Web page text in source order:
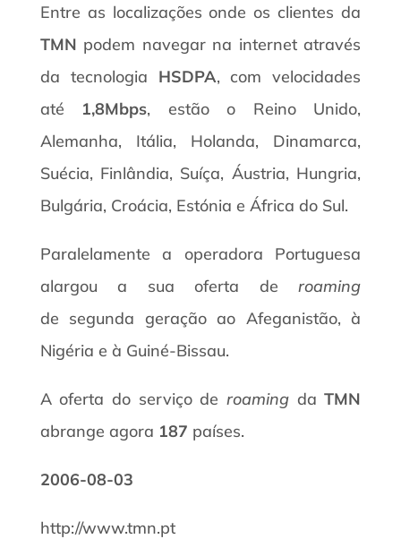
Entre as localizações onde os clientes da
TMN podem navegar na internet através
da tecnologia HSDPA, com velocidades
até 1,8Mbps, estão o Reino Unido,
Alemanha, Itália, Holanda, Dinamarca,
Suécia, Finlândia, Suíça, Áustria, Hungria,
Bulgária, Croácia, Estónia e África do Sul.
Paralelamente a operadora Portuguesa
alargou a sua oferta deroaming
de segunda geração ao Afeganistão, à
Nigéria e à Guiné-Bissau.
A oferta do serviço de roamingdaTMN
abrange agora 187 países.
2006-08-03
http://www.tmn.pt